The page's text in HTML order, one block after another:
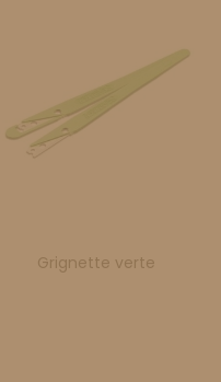
Grignette verte